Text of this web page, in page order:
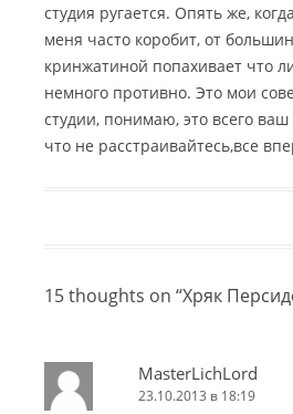
студия ругается. Опять же,
меня часто коробит, от
кринжатиной попахивает что
немного противно. Это мои
студии, понимаю, это всего
что не расстраивайтесь,все
15 thoughts on “Хряк
MasterLichLord
23.10.2013 в 18:19